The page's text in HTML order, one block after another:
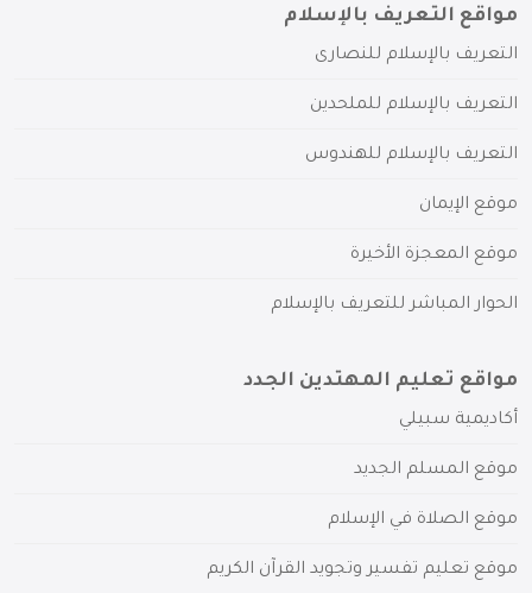
مواقع التعريف بالإسلام
التعريف بالإسلام للنصارى
التعريف بالإسلام للملحدين
التعريف بالإسلام للهندوس
موقع الإيمان
موقع المعجزة الأخيرة
الحوار المباشر للتعريف بالإسلام
مواقع تعليم المهتدين الجدد
أكاديمية سبيلي
موقع المسلم الجديد
موقع الصلاة في الإسلام
موقع تعليم تفسير وتجويد القرآن الكريم